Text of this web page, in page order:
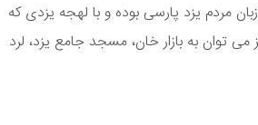
مردم یزد پارسی بوده و با لهجه یزدی که
توان به بازار خان، مسجد جامع یزد، لرد